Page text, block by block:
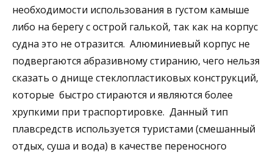
необходимости использования в густом камыше
либо на берегу с острой галькой, так как на корпус
судна это не отразится. Алюминиевый корпус не
подвергаются абразивному стиранию, чего нельзя
сказать о днище стеклопластиковых конструкций,
которые быстро стираются и являются более
хрупкими при траспортировке. Данный тип
плавсредств используется туристами (смешанный
отдых, суша и вода) в качестве переносного